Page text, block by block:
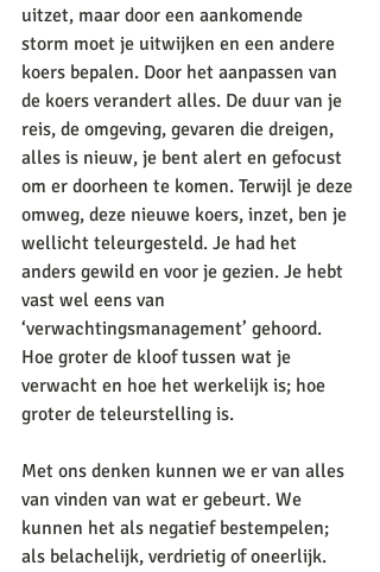
uitzet, maar door een aankomende
storm moet je uitwijken en een andere
koers bepalen. Door het aanpassen van
de koers verandert alles. De duur van je
reis, de omgeving, gevaren die dreigen,
alles is nieuw, je bent alert en gefocust
om er doorheen te komen. Terwijl je deze
omweg, deze nieuwe koers, inzet, ben je
wellicht teleurgesteld. Je had het
anders gewild en voor je gezien. Je hebt
vast wel eens van
‘verwachtingsmanagement’ gehoord.
Hoe groter de kloof tussen wat je
verwacht en hoe het werkelijk is; hoe
groter de teleurstelling is.
Met ons denken kunnen we er van alles
van vinden van wat er gebeurt. We
kunnen het als negatief bestempelen;
als belachelijk, verdrietig of oneerlijk.